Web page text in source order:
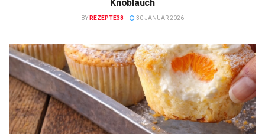
Knoblauch
BY REZEPTE38 30 JANUAR 2026